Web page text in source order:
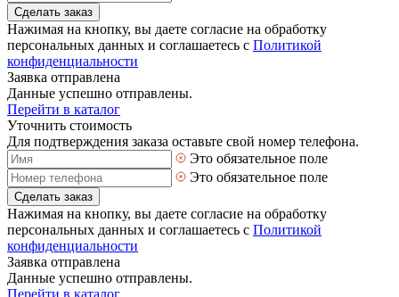
Сделать заказ
Нажимая на кнопку, вы даете согласие на обработку
персональных данных и соглашаетесь с Политикой
конфиденциальности
Заявка отправлена
Данные успешно отправлены.
Перейти в каталог
Уточнить стоимость
Для подтверждения заказа оставьте свой номер телефона.
Это обязательное поле
Это обязательное поле
Сделать заказ
Нажимая на кнопку, вы даете согласие на обработку
персональных данных и соглашаетесь с Политикой
конфиденциальности
Заявка отправлена
Данные успешно отправлены.
Перейти в каталог